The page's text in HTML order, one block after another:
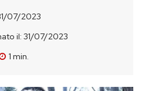
07/2023
il: 31/07/2023
1 min.